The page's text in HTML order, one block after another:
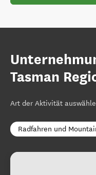
Tasman
Art der Aktivität
Radfahren und